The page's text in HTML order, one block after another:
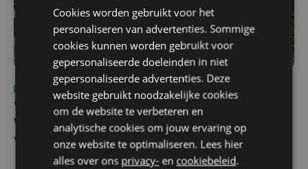
Nieuws
wo 5 augustus | 11:57
Vier Oostendse gynaecologen versterken dienst in AZ
West, dat ook een nieuwe voltijdse gynaecoloog
verwelkomt
Cookies worden gebruikt voor het
personaliseren van advertenties. Sommige
cookies kunnen worden gebruikt voor
gepersonaliseerde doeleinden in niet
gepersonaliseerde advertenties. Deze
website gebruikt noodzakelijke cookies
om de website te verbeteren en
analytische cookies om jouw ervaring op
onze website te optimaliseren. Lees hier
alles over ons privacy- en cookiebeleid.